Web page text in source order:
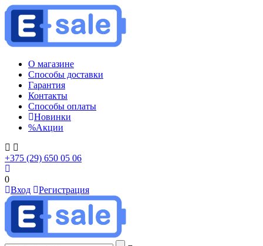
О магазине
Способы доставки
Гарантия
Контакты
Способы оплаты
Новинки
%Акции
+375 (29) 650 05 06
0
Вход
Регистрация